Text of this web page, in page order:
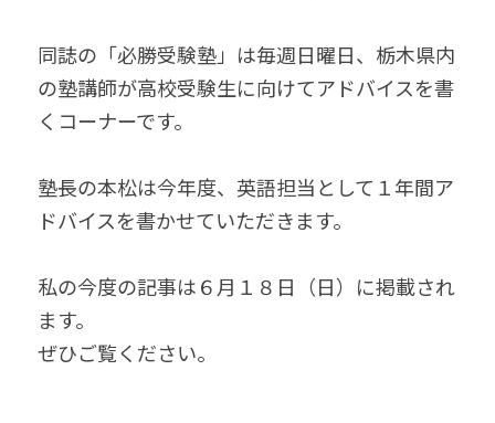
同誌の「必勝受験塾」は毎週日曜日、栃木県内
の塾講師が高校受験生に向けてアドバイスを書
くコーナーです。
塾長の本松は今年度、英語担当として１年間ア
ドバイスを書かせていただきます。
私の今度の記事は６月１８日（日）に掲載され
ます。
ぜひご覧ください。